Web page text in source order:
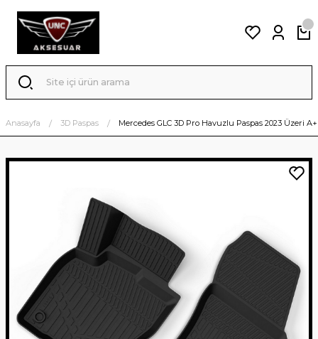
Anasayfa 3D Paspas Mercedes GLC 3D Pro Havuzlu Paspas 2023 Üzeri